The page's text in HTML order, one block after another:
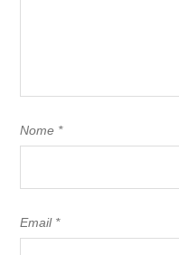
Nome *
Email *